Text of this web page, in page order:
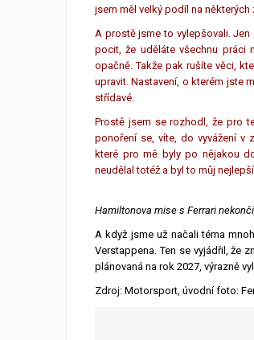
jsem měl velký podíl na
A prostě jsme to vylepšovali. Jen
pocit, že uděláte všechnu práci
opačně. Takže pak rušíte věci,
upravit. Nastavení, o kterém jste
střídavé.
Prostě jsem se rozhodl, že pro
ponoření se, víte, do vyvážení v
které pro mě byly po nějakou
neudělal totéž a byl to můj
Hamiltonova mise s Ferrari
A když jsme už načali téma
Verstappena. Ten se vyjádřil, že
plánovaná na rok 2027, výrazně
Zdroj: Motorsport, úvodní foto: